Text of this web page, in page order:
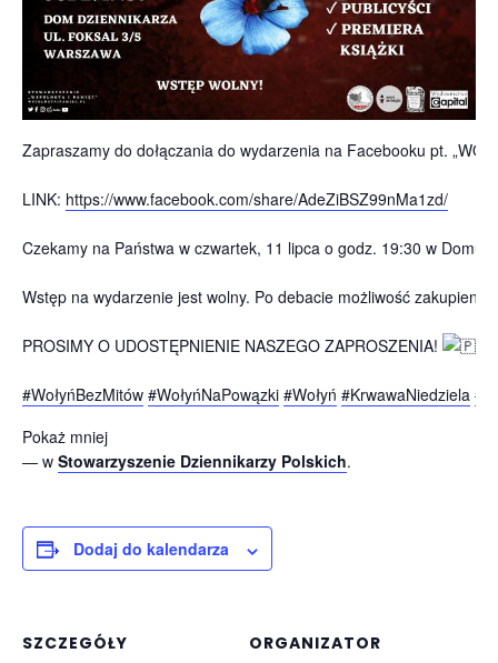
Zapraszamy do dołączania do wydarzenia na Facebooku pt.
LINK: https://www.facebook.com/share/AdeZiBSZ99nMa1zd/
Czekamy na Państwa w czwartek, 11 lipca o godz. 19:30 w Domu
Wstęp na wydarzenie jest wolny. Po debacie możliwość
PROSIMY O UDOSTĘPNIENIE NASZEGO ZAPROSZENIA!
#WołyńBezMitów #WołyńNaPowązki #Wołyń #KrwawaNiedziela
Pokaż mniej
— w Stowarzyszenie Dziennikarzy Polskich.
Dodaj do kalendarza
SZCZEGÓŁY
ORGANIZATOR